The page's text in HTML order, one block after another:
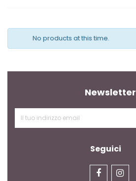
No products at this time.
Newsletter
Seguici